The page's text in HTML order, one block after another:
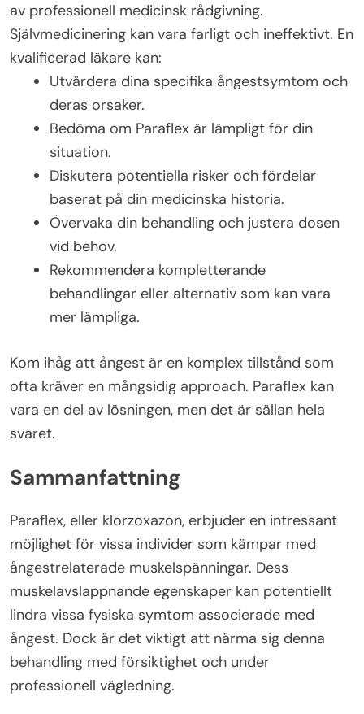
av professionell medicinsk rådgivning.
Självmedicinering kan vara farligt och ineffektivt. En
kvalificerad läkare kan:
Utvärdera dina specifika ångestsymtom och
deras orsaker.
Bedöma om Paraflex är lämpligt för din
situation.
Diskutera potentiella risker och fördelar
baserat på din medicinska historia.
Övervaka din behandling och justera dosen
vid behov.
Rekommendera kompletterande
behandlingar eller alternativ som kan vara
mer lämpliga.
Kom ihåg att ångest är en komplex tillstånd som
ofta kräver en mångsidig approach. Paraflex kan
vara en del av lösningen, men det är sällan hela
svaret.
Sammanfattning
Paraflex, eller klorzoxazon, erbjuder en intressant
möjlighet för vissa individer som kämpar med
ångestrelaterade muskelspänningar. Dess
muskelavslappnande egenskaper kan potentiellt
lindra vissa fysiska symtom associerade med
ångest. Dock är det viktigt att närma sig denna
behandling med försiktighet och under
professionell vägledning.